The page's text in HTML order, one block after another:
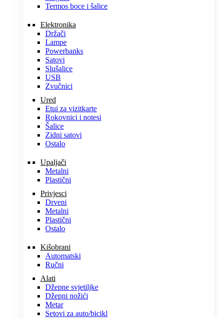
Termos boce i šalice
Elektronika
Držači
Lampe
Powerbanks
Satovi
Slušalice
USB
Zvučnici
Ured
Etui za vizitkarte
Rokovnici i notesi
Šalice
Zidni satovi
Ostalo
Upaljači
Metalni
Plastični
Privjesci
Drveni
Metalni
Plastični
Ostalo
Kišobrani
Automatski
Ručni
Alati
Džepne svjetiljke
Džepni nožići
Metar
Setovi za auto/bicikl